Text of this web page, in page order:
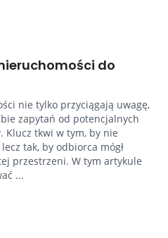
do
nie tylko przyciągają uwagę,
zapytań od potencjalnych
Klucz tkwi w tym, by nie
tak, by odbiorca mógł
przestrzeni. W tym artykule
...